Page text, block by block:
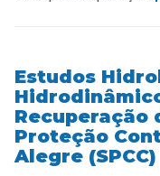
Estudos
Recuperação
Proteção
Alegre (SPCC)